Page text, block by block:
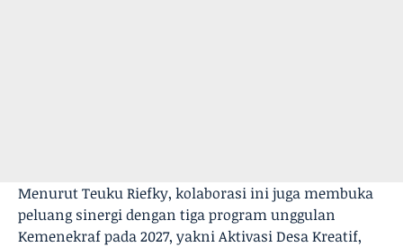
Menurut Teuku Riefky, kolaborasi ini juga membuka
peluang sinergi dengan tiga program unggulan
Kemenekraf pada 2027, yakni Aktivasi Desa Kreatif,